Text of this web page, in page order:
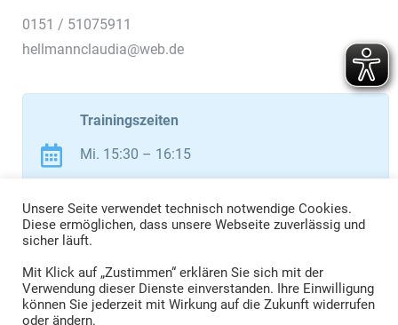
0151 / 51075911
hellmannclaudia@web.de
Trainingszeiten
Mi. 15:30 – 16:15
Unsere Seite verwendet technisch notwendige Cookies.
Diese ermöglichen, dass unsere Webseite zuverlässig und
sicher läuft.
Mit Klick auf „Zustimmen“ erklären Sie sich mit der
Verwendung dieser Dienste einverstanden. Ihre Einwilligung
können Sie jederzeit mit Wirkung auf die Zukunft widerrufen
oder ändern.